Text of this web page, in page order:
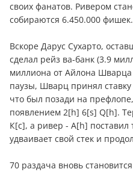
своих фанатов. Ривером
собираются 6.450.000 фишек.
Вскоре Дарус Сухарто,
сделал рейз ва-банк (3.9
миллиона от Айлона
паузы, Шварц принял
что был позади на
появлением 2[h] 6[s] Q[h].
К[c], а ривер - А[h] поставил
удваивает свой стек и
70 раздача вновь